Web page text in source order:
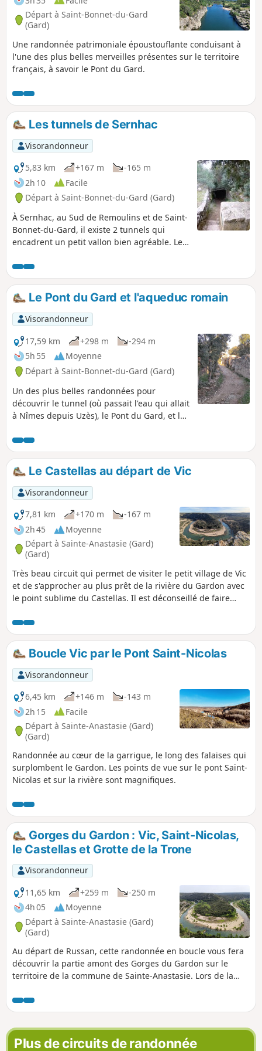
Départ à Saint-Bonnet-du-Gard
(Gard)
Une randonnée patrimoniale époustouflante conduisant à
l'une des plus belles merveilles présentes sur le territoire
français, à savoir le Pont du Gard.
Les tunnels de Sernhac
Visorandonneur
5,83 km
+167 m
-165 m
2h 10
Facile
Départ à Saint-Bonnet-du-Gard (Gard)
À Sernhac, au Sud de Remoulins et de Saint-
Bonnet-du-Gard, il existe 2 tunnels qui
encadrent un petit vallon bien agréable. Le
Cantarelles. On peut les parcourir pour y
découvrir les cheminées par lesquelles les
hommes descendaient le matériel et
remontaient les gravats lors de leur
réalisation. On peut voir les traces des coups
de piolets et les trous pour les lampes à
huile. C'est aujourd'hui un lieu de fraîcheur
ombragé assez prisé des villageois. .
Le Pont du Gard et l'aqueduc romain
Visorandonneur
17,59 km
+298 m
-294 m
5h 55
Moyenne
Départ à Saint-Bonnet-du-Gard (Gard)
Un des plus belles randonnées pour
découvrir le tunnel (où passait l'eau qui allait
à Nîmes depuis Uzès), le Pont du Gard, et les
Le Castellas au départ de Vic
Visorandonneur
7,81 km
+170 m
-167 m
2h 45
Moyenne
Départ à Sainte-Anastasie (Gard)
(Gard)
Très beau circuit qui permet de visiter le petit village de Vic
et de s'approcher au plus prêt de la rivière du Gardon avec
le point sublime du Castellas. Il est déconseillé de faire
l’ombre.
Boucle Vic par le Pont Saint-Nicolas
Visorandonneur
6,45 km
+146 m
-143 m
2h 15
Facile
Départ à Sainte-Anastasie (Gard)
(Gard)
Randonnée au cœur de la garrigue, le long des falaises qui
surplombent le Gardon. Les points de vue sur le pont Saint-
Nicolas et sur la rivière sont magnifiques.
Gorges du Gardon : Vic, Saint-Nicolas,
le Castellas et Grotte de la Trone
Visorandonneur
11,65 km
+259 m
-250 m
4h 05
Moyenne
Départ à Sainte-Anastasie (Gard)
(Gard)
Au départ de Russan, cette randonnée en boucle vous fera
découvrir la partie amont des Gorges du Gardon sur le
territoire de la commune de Sainte-Anastasie. Lors de la
charmant village de Vic puis descendrez jusqu'à Saint-
Nicolas à proximité du prieuré et du pont éponymes.
Débute ensuite la remontée sur le plateau en surplombant
le Gardon par un sentier tantôt escarpé avec de petits
Plus de circuits de randonnée